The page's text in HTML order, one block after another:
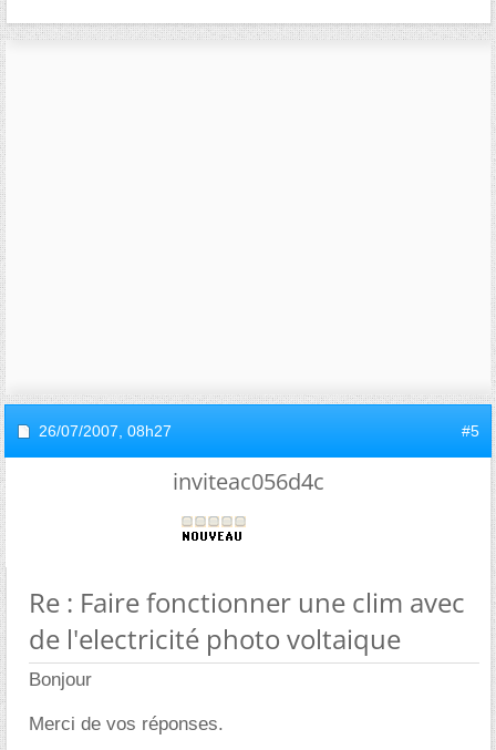
26/07/2007, 08h27 #5
inviteac056d4c
Re : Faire fonctionner une clim avec
de l'electricité photo voltaique
Bonjour
Merci de vos réponses.